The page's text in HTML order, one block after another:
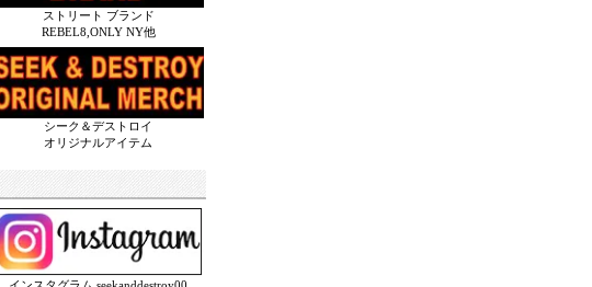
ストリート ブランド
REBEL8,ONLY NY他
シーク＆デストロイ
オリジナルアイテム